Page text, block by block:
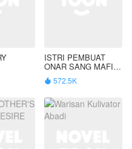
ISTRI PEMBUAT
ONAR SANG MAFIA
KEJAM
 572.5K